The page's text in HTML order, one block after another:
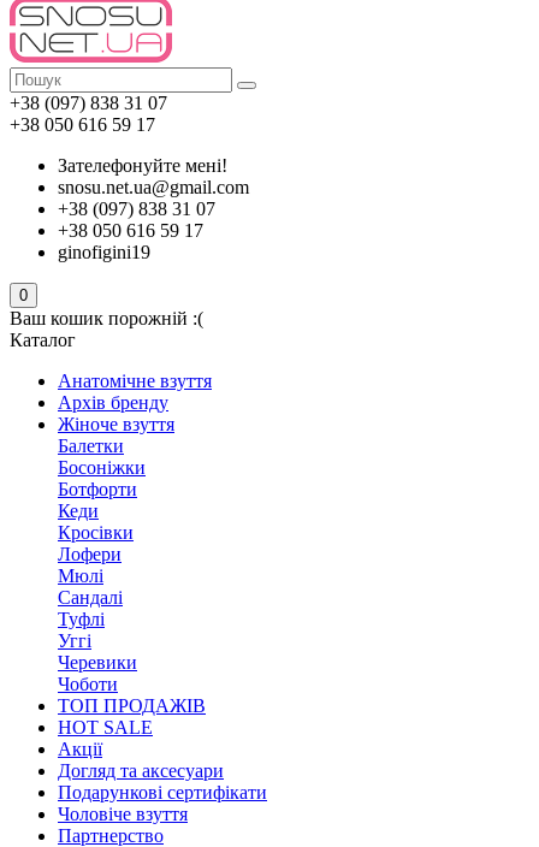
+38 (097) 838 31 07
+38 050 616 59 17
Зателефонуйте мені!
snosu.net.ua@gmail.com
+38 (097) 838 31 07
+38 050 616 59 17
ginofigini19
0
Ваш кошик порожній :(
Каталог
Анатомічне взуття
Архів бренду
Жіноче взуття
Балетки
Босоніжки
Ботфорти
Кеди
Кросівки
Лофери
Мюлі
Сандалі
Туфлі
Уггі
Черевики
Чоботи
ТОП ПРОДАЖІВ
HOT SALE
Акції
Догляд та аксесуари
Подарункові сертифікати
Чоловіче взуття
Партнерство